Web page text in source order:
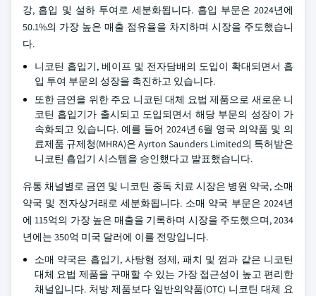
강, 흡입 및 설하 투여로 세분화됩니다. 흡입 부문은 2024년에
50.1%의 가장 높은 매출 점유율을 차지하며 시장을 주도했습니
다.
니코틴 흡입기, 베이프 및 전자담배의 도입이 확대되면서 흡
입 투여 부문의 성장을 촉진하고 있습니다.
또한 금연을 위한 주요 니코틴 대체 요법 제품으로 새로운 니
코틴 흡입기가 출시되고 도입되면서 해당 부문의 성장이 가
속화되고 있습니다. 예를 들어 2024년 6월 영국 의약품 및 의
료제품 규제청(MHRA)은 Ayrton Saunders Limited의 특허받은
니코틴 흡입기 시스템을 승인했다고 발표했습니다.
유통 채널별로 금연 및 니코틴 중독 치료 시장은 병원 약국, 소매
약국 및 전자상거래로 세분화됩니다. 소매 약국 부문은 2024년
에 115억의 가장 높은 매출을 기록하며 시장을 주도했으며, 2034
년에는 350억 미국 달러에 이를 전망입니다.
소매 약국은 흡입기, 사탕형 정제, 패치 및 껌과 같은 니코틴
대체 요법 제품을 구매할 수 있는 가장 접근성이 높고 편리한
채널입니다. 처방 제품보다 일반의약품(OTC) 니코틴 대체 요